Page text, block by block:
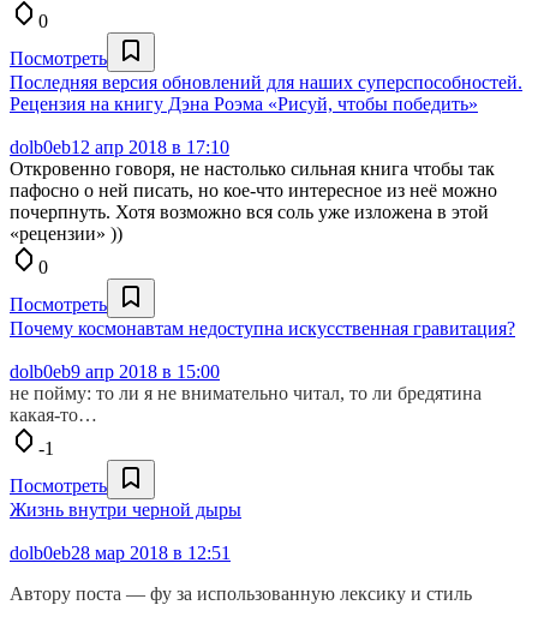
0
Посмотреть
Последняя версия обновлений для наших суперспособностей.
Рецензия на книгу Дэна Роэма «Рисуй, чтобы победить»
dolb0eb12 апр 2018 в 17:10
Откровенно говоря, не настолько сильная книга чтобы так
пафосно о ней писать, но кое-что интересное из неё можно
почерпнуть. Хотя возможно вся соль уже изложена в этой
«рецензии» ))
0
Посмотреть
Почему космонавтам недоступна искусственная гравитация?
dolb0eb9 апр 2018 в 15:00
не пойму: то ли я не внимательно читал, то ли бредятина
какая-то…
-1
Посмотреть
Жизнь внутри черной дыры
dolb0eb28 мар 2018 в 12:51
Автору поста — фу за использованную лексику и стиль